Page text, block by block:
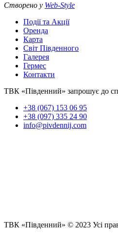
Створено у Web-Style
Події та Акції
Оренда
Карта
Світ Південного
Галерея
Гермес
Контакти
ТВК «Південний» запрошує до
+38 (067) 153 06 95
+38 (097) 335 24 90
info@pivdennij.com
ТВК «Південний» © 2023 Усі